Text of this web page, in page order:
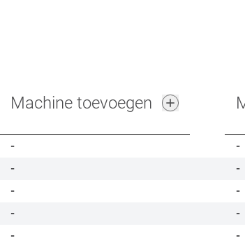
Machine toevoegen
-
-
-
-
-
-
-
-
-
-